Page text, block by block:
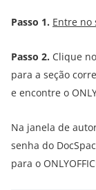
Passo 1. Entre no
Passo 2. Clique
para a seção
e encontre o
Na janela de
senha do
para o